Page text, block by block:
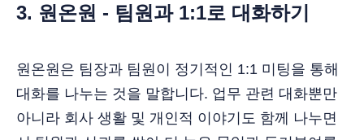
3. 원온원 - 팀원과 1:1로 대화하기
원온원은 팀장과 팀원이 정기적인 1:1 미팅을 통해
대화를 나누는 것을 말합니다. 업무 관련 대화뿐만
아니라 회사 생활 및 개인적 이야기도 함께 나누면